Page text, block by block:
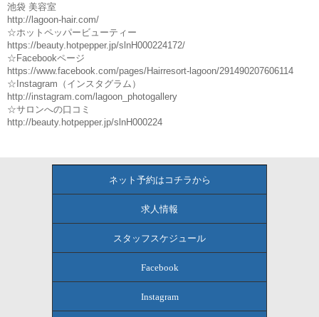
池袋 美容室
http://lagoon-hair.com/
☆ホットペッパービューティー
https://beauty.hotpepper.jp/slnH000224172/
☆Facebookページ
https://www.facebook.com/pages/Hairresort-lagoon/291490207606114
☆Instagram（インスタグラム）
http://instagram.com/lagoon_photogallery
☆サロンへの口コミ
http://beauty.hotpepper.jp/slnH000224
ネット予約はコチラから
求人情報
スタッフスケジュール
Facebook
Instagram